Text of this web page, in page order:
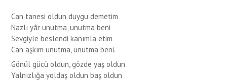
Can tanesi oldun duygu demetim
Nazlı yâr unutma, unutma beni
Sevgiyle beslendi kanımla etim
Can aşkım unutma, unutma beni.
Gönül gücü oldun, gözde yaş oldun
Yalnızlığa yoldaş oldun baş oldun